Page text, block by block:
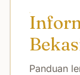
Panduan